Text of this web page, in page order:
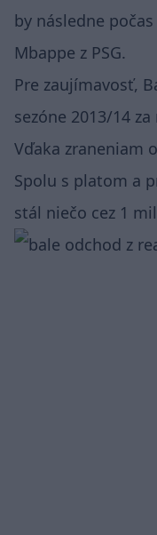
by následne
Mbappe z PSG.
Pre zaujímavosť,
sezóne 2013/14 za
Vďaka zraneniam
Spolu s platom a
stál niečo cez 1